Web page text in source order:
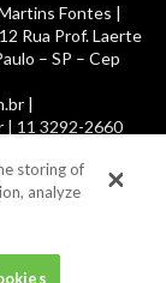
Fontes |
Rua Prof. Laerte
– SP – Cep
|
| 11 3292-2660
e importados,
reservados.
storing of
analyze